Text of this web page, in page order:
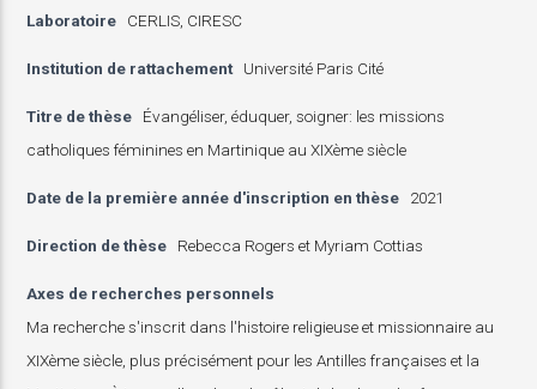
Laboratoire CERLIS, CIRESC
Institution de rattachement Université Paris Cité
Titre de thèse
Évangéliser, éduquer, soigner: les missions
catholiques féminines en Martinique au XIXème siècle
Date de la première année d'inscription en thèse 2021
Direction de thèse Rebecca Rogers et Myriam Cottias
Axes de recherches personnels
Ma recherche s'inscrit dans l'histoire religieuse et missionnaire au
XIXème siècle, plus précisément pour les Antilles françaises et la